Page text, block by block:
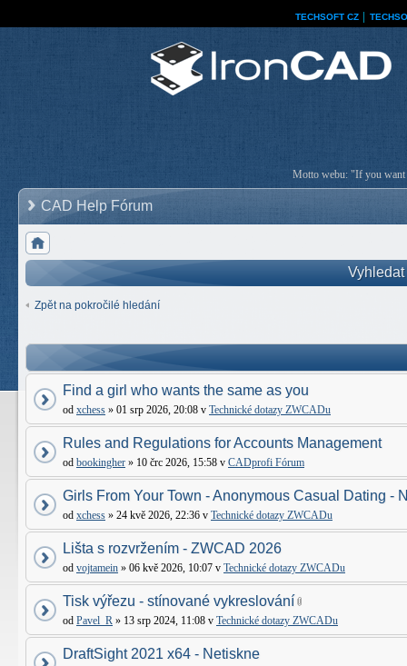
TECHSOFT CZ
Motto webu: "If you want
CAD Help Fórum
Zpět na pokročilé hledání
Find a girl who wants the same as you
od xchess » 01 srp 2026, 20:08 v Technické dotazy ZWCADu
Rules and Regulations for Accounts Management
od bookingher » 10 črc 2026, 15:58 v CADprofi Fórum
Girls From Your Town - Anonymous Casual Dating -
od xchess » 24 kvě 2026, 22:36 v Technické dotazy ZWCADu
Lišta s rozvržením - ZWCAD 2026
od vojtamein » 06 kvě 2026, 10:07 v Technické dotazy ZWCADu
Tisk výřezu - stínované vykreslování
od Pavel_R » 13 srp 2024, 11:08 v Technické dotazy ZWCADu
DraftSight 2021 x64 - Netiskne